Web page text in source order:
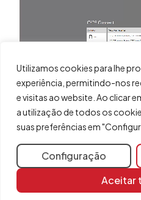
Utilizamos cookies para lhe
experiência, permitindo-nos
e visitas ao website. Ao clicar
a utilização de todos os
suas preferências em
Configuração
Aceitar
Partilhar
Mais